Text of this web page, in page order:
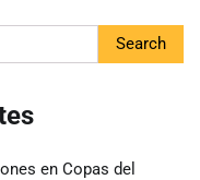
en Copas del